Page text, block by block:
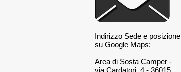
Indirizzo Sede e posizione
su Google Maps:
Area di Sosta Camper -
via Cardatori, 4 - 36015